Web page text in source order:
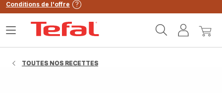
Conditions de l'offre
MonMon
Ouvrir
TOUTES NOS RECETTES